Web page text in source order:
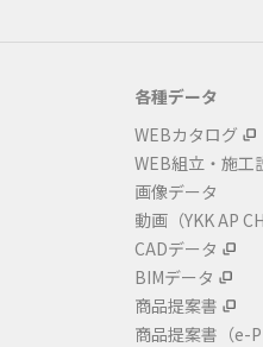
各種データ
WEBカタログ
WEB組立・施工
画像データ
動画（YKK AP
CADデータ
BIMデータ
商品提案書
商品提案書 （